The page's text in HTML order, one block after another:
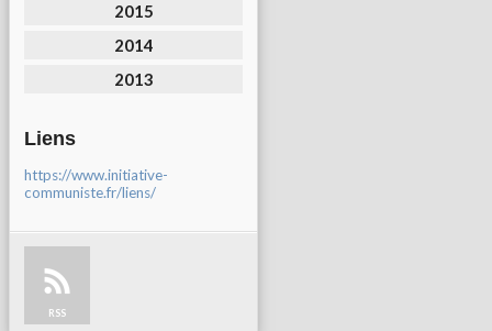
2015
2014
2013
Liens
https://www.initiative-
communiste.fr/liens/
RSS